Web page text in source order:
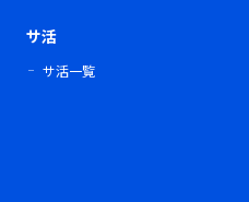
サ活
サ活一覧